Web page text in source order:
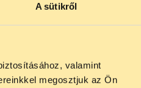
A sütikről
valamint
megosztjuk az Ön